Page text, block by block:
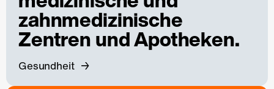
zahnmedizinische
Zentren und Apotheken.
Gesundheit